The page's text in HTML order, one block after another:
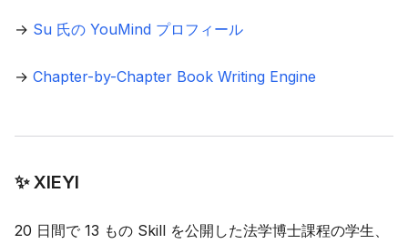
→ Su 氏の YouMind プロフィール
→ Chapter-by-Chapter Book Writing Engine
✨ XIEYI
20 日間で 13 もの Skill を公開した法学博士課程の学生、